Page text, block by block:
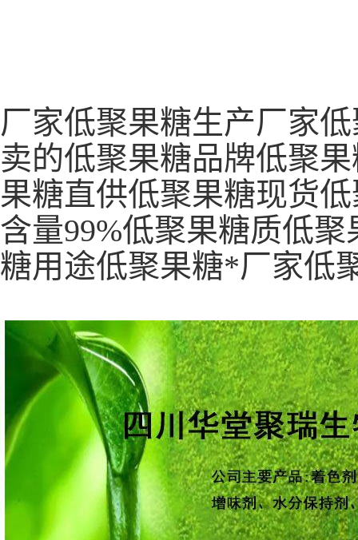
厂家低聚果糖生产厂家
卖的低聚果糖品牌低聚
果糖直供低聚果糖现货
含量99%低聚果糖质低
糖用途低聚果糖*厂家低